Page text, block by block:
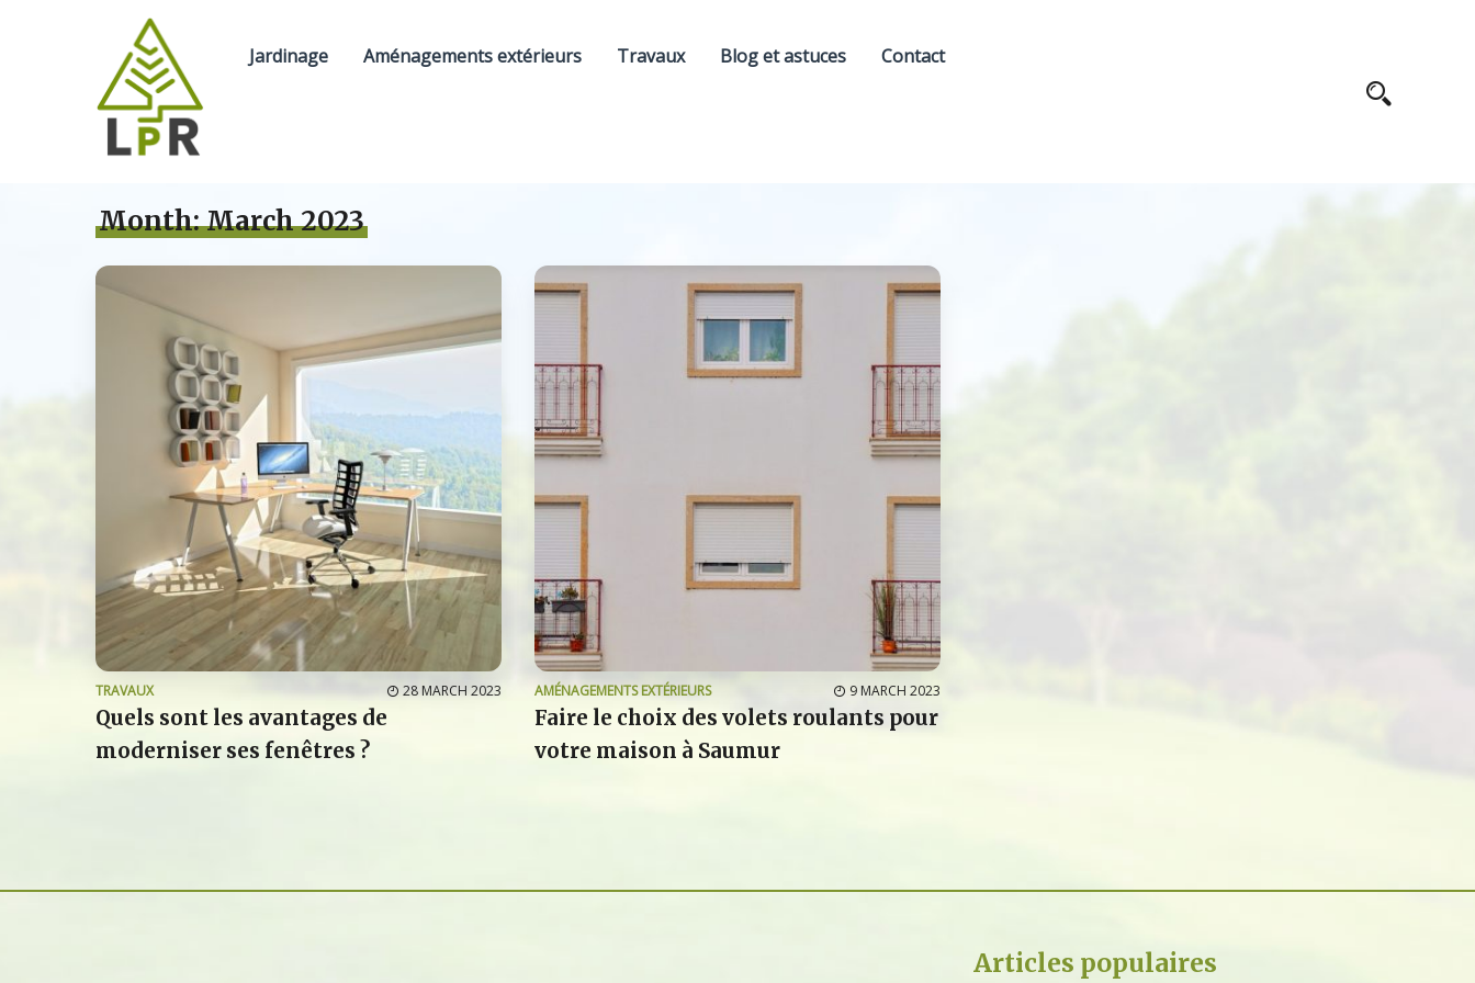
Jardinage Aménagements extérieurs Travaux Blog et astuces Contact
Month:March 2023
TRAVAUX 28 MARCH 2023
Quels sont les avantages de
moderniser ses fenêtres ?
AMÉNAGEMENTS EXTÉRIEURS 9 MARCH 2023
Faire le choix des volets roulants pour
votre maison à Saumur
Articles populaires